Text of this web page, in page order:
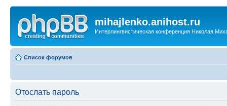
mihajlenko.anihost.ru
Интерлингвистическая конференция Николая
Список форумов
Отослать пароль